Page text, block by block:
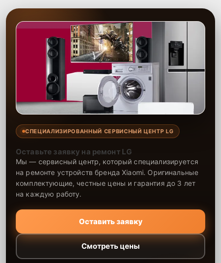
СПЕЦИАЛИЗИРОВАННЫЙ СЕРВИСНЫЙ ЦЕНТР LG
Оставьте заявку на ремонт LG
Мы — сервисный центр, который специализируется
на ремонте устройств бренда Xiaomi. Оригинальные
комплектующие, честные цены и гарантия до 3 лет
на каждую работу.
Оставить заявку
Смотреть цены